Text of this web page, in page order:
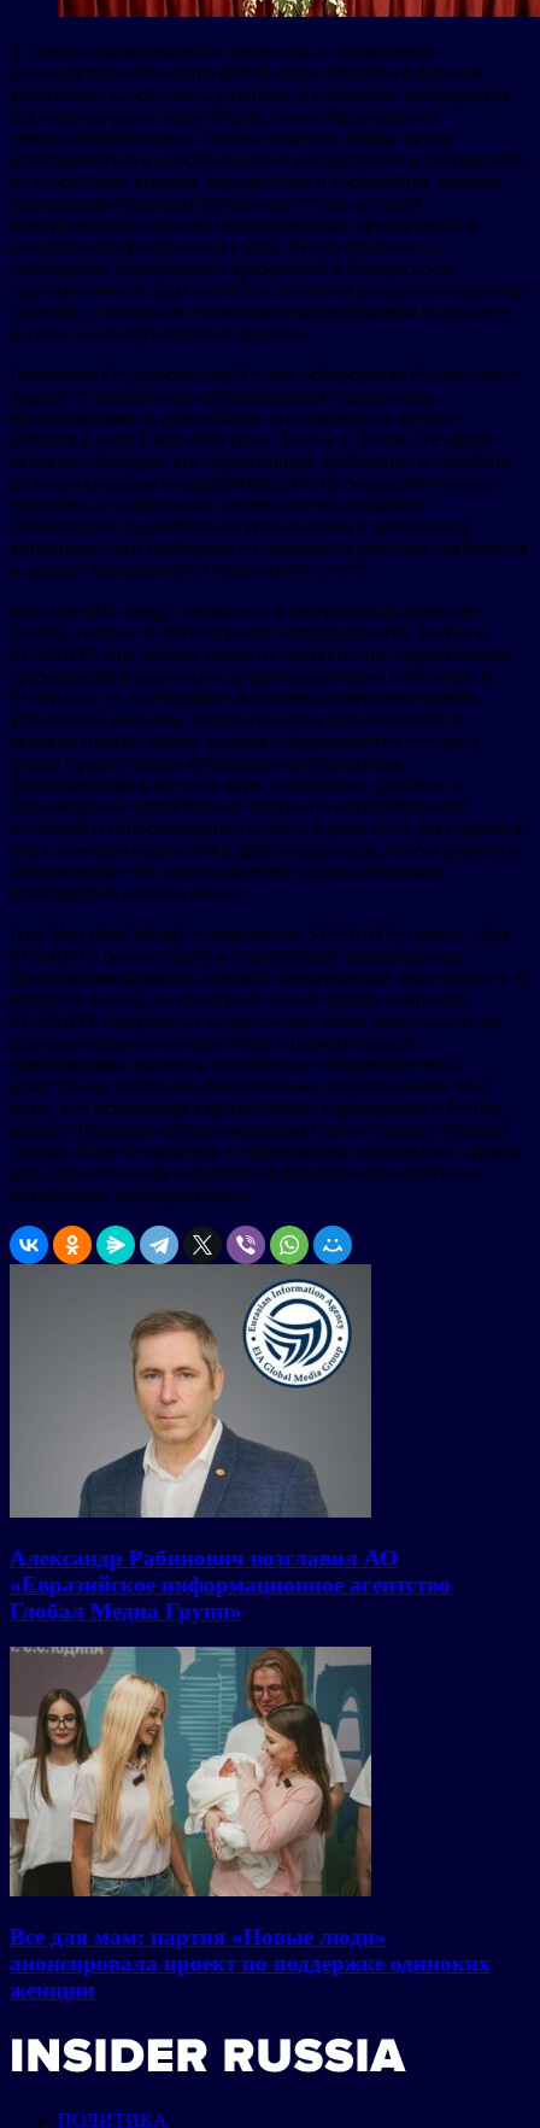
С учетом сохраняющейся тенденции к повышению
взаимосвязанности мира Китай будет оставаться важным
участником глобального развития, а китайские предприятия
как никогда ранее будут играть важнейшую роль на
международной арене. Однако для того, чтобы лучше
адаптироваться к международной конкуренции и реагировать
на глобальные вызовы, определение и соблюдение жестких
нормативно-правовых требований стало основой
конкурентоспособности международных предприятий и
неизбежным требованием к ним. Среди проблем —
соблюдение нормативных требований и безопасность
трансграничных B2B-платежей являются наиболее сложными
задачами, с которыми сталкиваются предприятия в процессе
выхода на международный уровень.
Поскольку Государственный совет обнародовал Положение о
надзоре и управлении небанковскими платежными
организациями (в дальнейшем «Положение»), которое
вступит в силу 1 мая 2024 года, YeePay и SUNRATE будут
активно соблюдать все нормативные требования и помогать
малым и средним предприятиям (МСП) беспрепятственно
выходить на глобальный уровень путем создания
отвечающего нормативным требованиям и безопасного
универсального глобального платежного решения для бизнеса
и оценки возможностей глобального роста.
Бин Тан (Bin Tang), основатель и генеральный директор
YeePay, сказал: «Стратегическое сотрудничество YeePay и
SUNRATE еще больше повысит соответствие нормативным
требованиям и безопасность трансграничных платежей. И
SUNRATE, и YeePay будут постоянно совершенствовать
управление рисками, защищать права пользователей и
активно изучать новые модели сотрудничества и услуги,
чтобы предоставлять китайским предприятиям,
расширяющимся во всем мире, безопасные, удобные и
экономически эффективные услуги по осуществлению
платежей и сопровождению сделок. Кроме того, мы надеемся,
что к нам присоединятся и другие партнеры, чтобы улучшить
обслуживание по сопровождению сделок китайских
предприятий во всем мире».
Пол Мэн (Paul Meng), соучредитель SUNRATE, сказал: «Для
SUNRATE безопасность и соответствие нормативным
требованиям являются основой коммерческой деятельности. В
процессе выхода на различные новые рынки компания
SUNRATE продолжает осуществлять свою деятельность на
местном уровне в соответствии с нормативными
требованиями, включая углубленное сотрудничество с
известными местными финансовыми учреждениями. Мы
рады, что установили стратегическое партнерство с YeePay,
которое позволит обеим компаниям совместными усилиями
создать более безопасные и эффективные глобальные службы
для осуществления и получения коммерческих платежей
китайскими предприятиями».
Александр Рабинович возглавил АО
«Евразийское информационное агентство
Глобал Медиа Групп»
Все для мам: партия «Новые люди»
анонсировала проект по поддержке одиноких
женщин
ПОЛИТИКА